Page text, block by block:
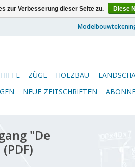
ZÜGE HOLZBAU
NEUE ZEITSCHRIFTEN
"De
zur Verbesserung dieser Seite zu. Diese